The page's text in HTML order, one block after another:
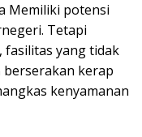
Memiliki potensi
Tetapi
yang tidak
kerap
kenyamanan